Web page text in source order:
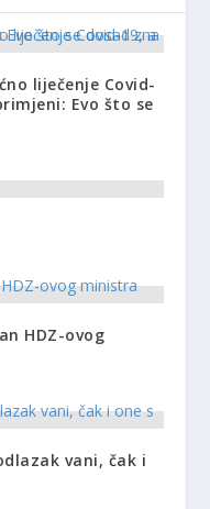
liječenje Covid-
Evo što se
HDZ-ovog
vani, čak i